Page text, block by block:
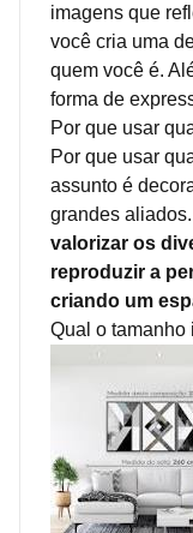
imagens que
você cria uma
quem você é.
forma de
Por que usar
Por que usar
assunto é
grandes
valorizar os
reproduzir a
criando um
Qual o tamanho